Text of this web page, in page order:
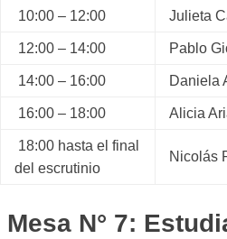
10:00 – 12:00 Julieta
12:00 – 14:00 Pablo
14:00 – 16:00 Daniela
16:00 – 18:00 Alicia
18:00 hasta el final
del escrutinio
Nicolás
Mesa N° 7: